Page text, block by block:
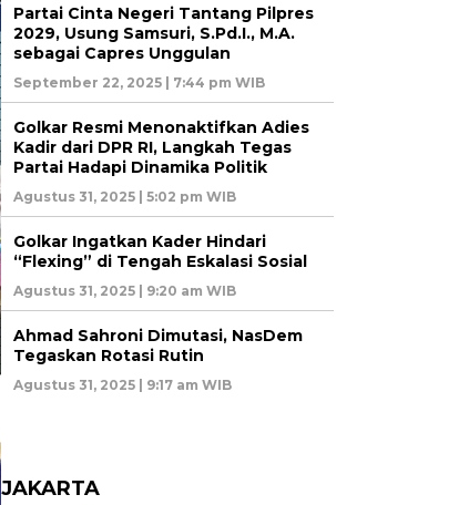
Partai Cinta Negeri Tantang Pilpres
2029, Usung Samsuri, S.Pd.I., M.A.
sebagai Capres Unggulan
September 22, 2025 | 7:44 pm WIB
Golkar Resmi Menonaktifkan Adies
Kadir dari DPR RI, Langkah Tegas
Partai Hadapi Dinamika Politik
Agustus 31, 2025 | 5:02 pm WIB
Golkar Ingatkan Kader Hindari
“Flexing” di Tengah Eskalasi Sosial
Agustus 31, 2025 | 9:20 am WIB
Ahmad Sahroni Dimutasi, NasDem
Tegaskan Rotasi Rutin
Agustus 31, 2025 | 9:17 am WIB
JAKARTA